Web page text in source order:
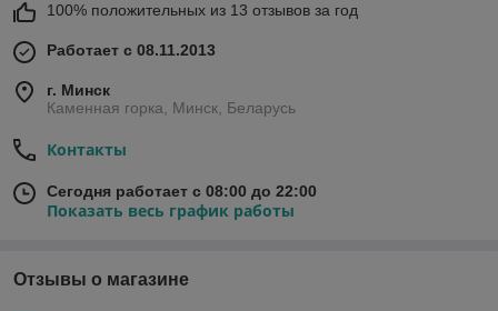
100% положительных из 13 отзывов за год
Работает с 08.11.2013
г. Минск
Каменная горка, Минск, Беларусь
Контакты
Сегодня работает с 08:00 до 22:00
Показать весь график работы
Отзывы о магазине